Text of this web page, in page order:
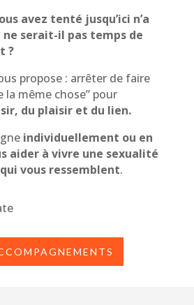
avez tenté jusqu’ici n’a
serait-il pas temps de
?
propose : arrêter de faire
la même chose” pour
du plaisir et du lien.
individuellement ou en
aider à vivre une sexualité
qui vous ressemblent.